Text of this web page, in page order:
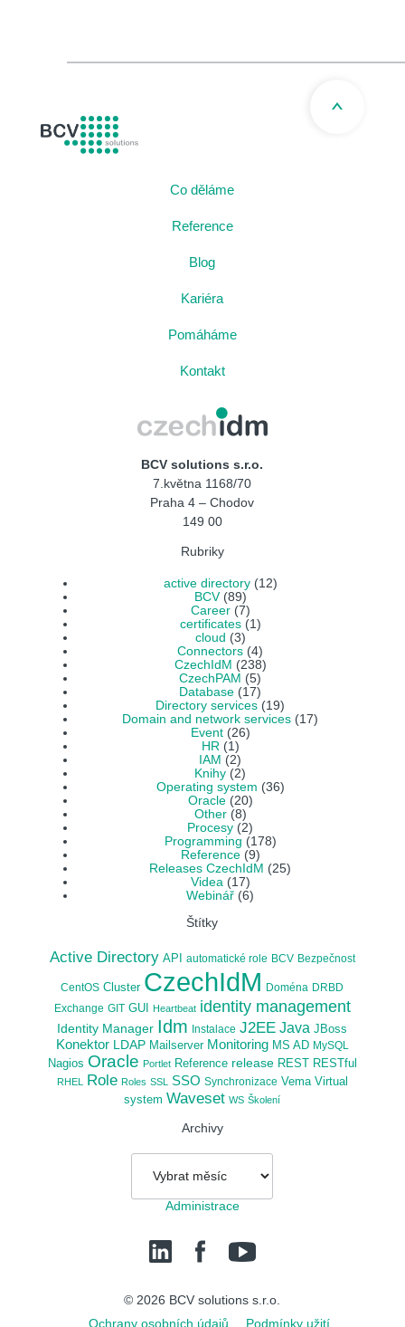
Co děláme
Reference
Blog
Kariéra
Pomáháme
Kontakt
BCV solutions s.r.o.
7.května 1168/70
Praha 4 – Chodov
149 00
Rubriky
active directory(12)
BCV(89)
Career(7)
certificates(1)
cloud (3)
Connectors (4)
CzechIdM (238)
CzechPAM (5)
Database (17)
Directory services (19)
Domain and network services (17)
Event(26)
HR (1)
IAM (2)
Knihy (2)
Operating system (36)
Oracle(20)
Other(8)
Procesy (2)
Programming (178)
Reference(9)
Releases CzechIdM (25)
Videa (17)
Webinář (6)
Štítky
Active Directory API automatické role BCV Bezpečnost
CentOS Cluster CzechIdM Doména DRBD
Exchange GIT GUI Heartbeat identity management
Identity Manager Idm Instalace J2EE Java JBoss
Konektor LDAP Mailserver Monitoring MS AD MySQL
Nagios Oracle Portlet Reference release REST RESTful
RHEL Role Roles SSL SSO Synchronizace Vema Virtual
system Waveset WS Školení
Archivy
Archivy
Administrace
LinedIn Facebook
© 2026 BCV solutions s.r.o.
Ochrany osobních údajů
Podmínky užití